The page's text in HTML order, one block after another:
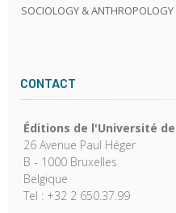
SOCIOLOGY & ANTHROPOLOGY
CONTACT
Éditions de l'Université
26 Avenue Paul Héger
B - 1000 Bruxelles
Belgique
Tel : +32 2 650.37.99